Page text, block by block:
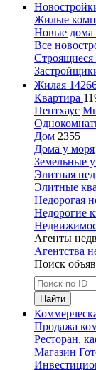
Жилые
Новые дома
Все
Строящиеся
Жилая
Квартира
Пентхаус
Дом 2355
Дома у моря
Земельные
Элитная
Элитные
Недорогая
Недорогие
Агенты
Агентства
Поиск
Найти
Продажа
Ресторан,
Магазин